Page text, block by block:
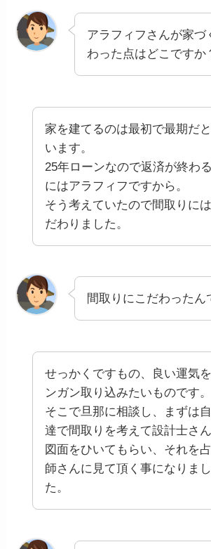
アラフィフさんが家づ
わった点はどこですか
家を建てるのは最初で最期だ
います。
25年ローンなので返済が終わ
にはアラフィフですから。
そう考えていたので間取りには
だわりました。
間取りにこだわったん
せっかくですもの、良い運気
ンガン取り込みたいものです。
そこで旦那に相談し、まずは
達で間取りを考えて設計士さ
図面をひいてもらい、それを
師さんに見て頂く事になりまし
た。